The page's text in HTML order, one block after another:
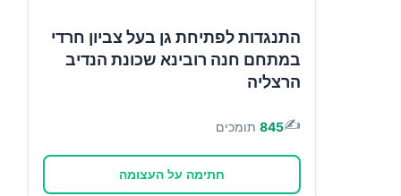
התנגדות לפתיחת גן בעל צביון חרדי
במתחם חנה רובינא שכונת הנדיב
הרצליה
✍️
845 תומכים
חתימה על העצומה